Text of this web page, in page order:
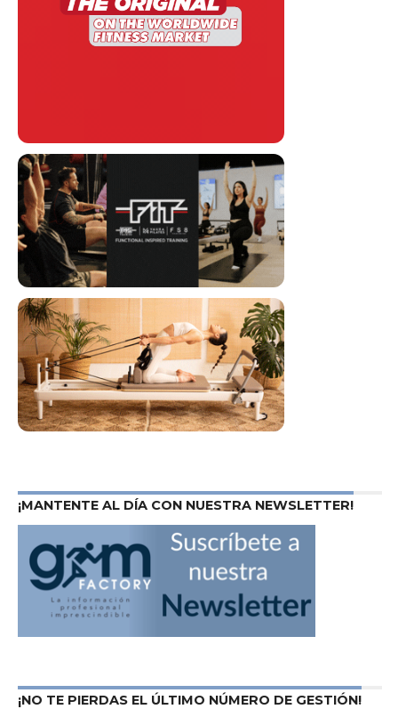
¡MANTENTE AL DÍA CON NUESTRA NEWSLETTER!
¡NO TE PIERDAS EL ÚLTIMO NÚMERO DE GESTIÓN!